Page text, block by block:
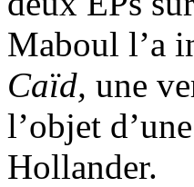
Maboul l’a
Caïd, une
l’objet
Hollander.